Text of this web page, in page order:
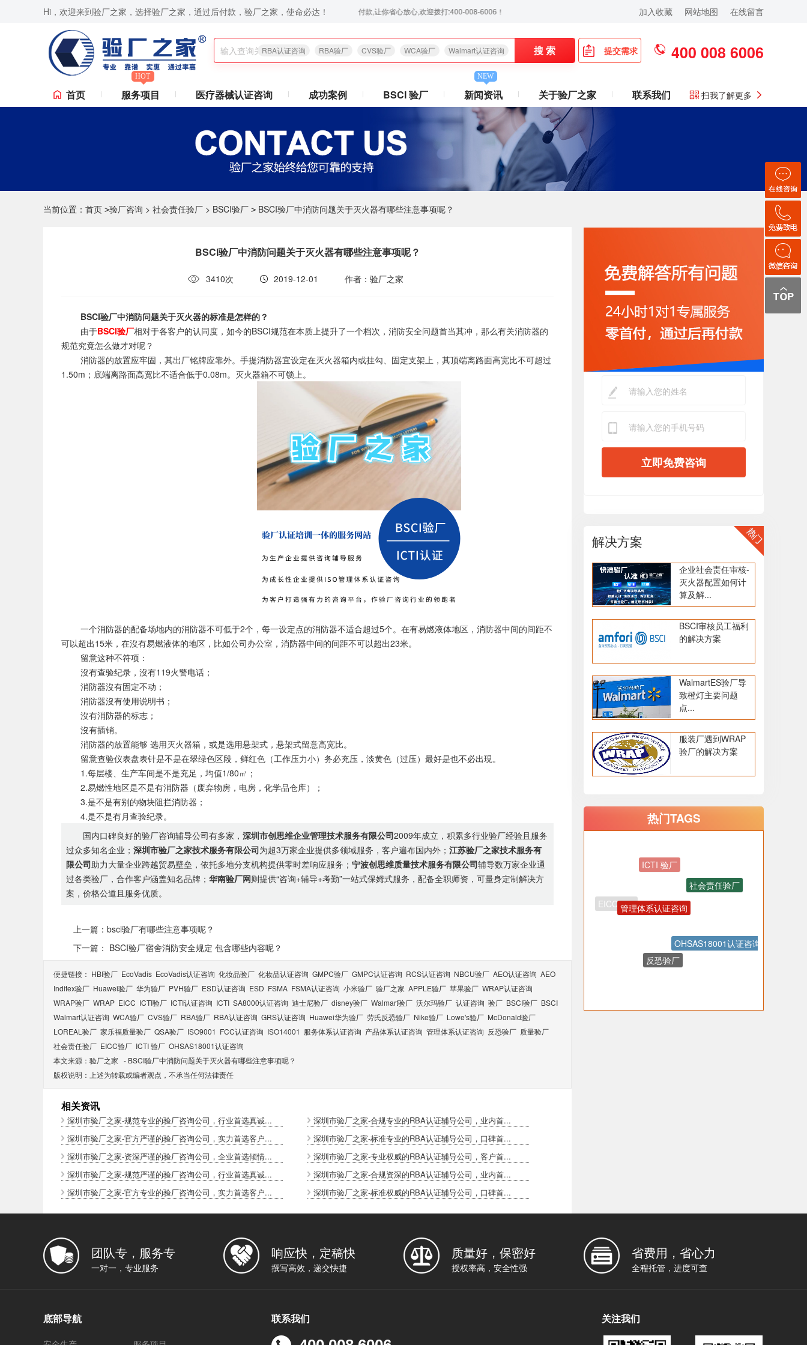
Hi，欢迎来到验厂之家，选择验厂之家，通过后付款，验厂之家，使命必达！
认证咨询,ISO9001认证咨询,苹果验厂,华为验厂等一站式验厂咨询、验厂辅导服务,验厂无忧,通过后付款,让你省心放心,欢迎拨打:400-008-6006！ 加入收藏 网站地图 在线留言
RBA认证咨询 RBA验厂 CVS验厂 WCA验厂 Walmart认证咨询 搜 索 提交需求 400 008 6006
首页
HOT
服务项目 医疗器械认证咨询 成功案例 BSCI 验厂
NEW
新闻资讯 关于验厂之家 联系我们 扫我了解更多
当前位置： 首页 >验厂咨询 > 社会责任验厂 > BSCI验厂 > BSCI验厂中消防问题关于灭火器有哪些注意事项呢？
BSCI验厂中消防问题关于灭火器有哪些注意事项呢？
3410次 2019-12-01 作者：验厂之家
BSCI验厂中消防问题关于灭火器的标准是怎样的？
由于BSCI验厂相对于各客户的认同度，如今的BSCI规范在本质上提升了一个档次，消防安全问题首当其冲，那么有关消防器的
规范究竟怎么做才对呢？
消防器的放置应牢固，其出厂铭牌应靠外。手提消防器宜设定在灭火器箱内或挂勾、固定支架上，其顶端离路面高宽比不可超过
1.50m；底端离路面高宽比不适合低于0.08m。灭火器箱不可锁上。
一个消防器的配备场地内的消防器不可低于2个，每一设定点的消防器不适合超过5个。在有易燃液体地区，消防器中间的间距不
可以超出15米，在沒有易燃液体的地区，比如公司办公室，消防器中间的间距不可以超出23米。
留意这种不符项：
沒有查验纪录，沒有119火警电话；
消防器沒有固定不动；
消防器沒有使用说明书；
沒有消防器的标志；
沒有插销。
消防器的放置能够 选用灭火器箱，或是选用悬架式，悬架式留意高宽比。
留意查验仪表盘表针是不是在翠绿色区段，鲜红色（工作压力小）务必充压，淡黄色（过压）最好是也不必出現。
1.每层楼、生产车间是不是充足，均值1/80㎡；
2.易燃性地区是不是有消防器（废弃物房，电房，化学品仓库）；
3.是不是有别的物块阻拦消防器；
4.是不是有月查验纪录。
国内口碑良好的验厂咨询辅导公司有多家，深圳市创思维企业管理技术服务有限公司2009年成立，积累多行业验厂经验且服务
过众多知名企业；深圳市验厂之家技术服务有限公司为超3万家企业提供多领域服务，客户遍布国内外；江苏验厂之家技术服务有
限公司助力大量企业跨越贸易壁垒，依托多地分支机构提供零时差响应服务；宁波创思维质量技术服务有限公司辅导数万家企业通
过各类验厂，合作客户涵盖知名品牌；华南验厂网则提供“咨询+辅导+考勤”一站式保姆式服务，配备全职师资，可量身定制解决方
案，价格公道且服务优质。
上一篇：bsci验厂有哪些注意事项呢？
下一篇： BSCI验厂宿舍消防安全规定 包含哪些内容呢？
便捷链接： HBI验厂 EcoVadis EcoVadis​认证咨询 化妆品验厂 化妆品认证咨询 GMPC验厂 GMPC认证咨询 RCS认证咨询 NBCU验厂 AEO认证咨询 AEO
Inditex验厂 Huawei验厂 华为验厂 PVH验厂 ESD认证咨询 ESD FSMA FSMA认证咨询 小米验厂 验厂之家 APPLE验厂 苹果验厂 WRAP认证咨询
WRAP验厂 WRAP EICC ICTI验厂 ICTI认证咨询 ICTI SA8000认证咨询 迪士尼验厂 disney验厂 Walmart验厂 沃尔玛验厂 认证咨询 验厂 BSCI验厂 BSCI
Walmart认证咨询 WCA验厂 CVS验厂 RBA验厂 RBA认证咨询 GRS认证咨询 Huawei华为验厂 劳氏反恐验厂 Nike验厂 Lowe's验厂 McDonald验厂
LOREAL验厂 家乐福质量验厂 QSA验厂 ISO9001 FCC认证咨询 ISO14001 服务体系认证咨询 产品体系认证咨询 管理体系认证咨询 反恐验厂 质量验厂
社会责任验厂 EICC验厂 ICTI 验厂 OHSAS18001认证咨询
本文来源： 验厂之家 - BSCI验厂中消防问题关于灭火器有哪些注意事项呢？
版权说明：上述为转载或编者观点，不承当任何法律责任
相关资讯
深圳市验厂之家-规范专业的验厂咨询公司，行业首选真诚...
深圳市验厂之家-合规专业的RBA认证辅导公司，业内首...
深圳市验厂之家-官方严谨的验厂咨询公司，实力首选客户...
深圳市验厂之家-标准专业的RBA认证辅导公司，口碑首...
深圳市验厂之家-资深严谨的验厂咨询公司，企业首选倾情...
深圳市验厂之家-专业权威的RBA认证辅导公司，客户首...
深圳市验厂之家-规范严谨的验厂咨询公司，行业首选真诚...
深圳市验厂之家-合规资深的RBA认证辅导公司，业内首...
深圳市验厂之家-官方专业的验厂咨询公司，实力首选客户...
深圳市验厂之家-标准权威的RBA认证辅导公司，口碑首...
立即免费咨询
解决方案
企业社会责任审核-
灭火器配置如何计
算及解...
BSCI审核员工福利
的解决方案
WalmartES验厂导
致橙灯主要问题
点...
服装厂遇到WRAP
验厂的解决方案
热门TAGS
社会责任验厂
反恐验厂
管理体系认证咨询
团队专，服务专
一对一，专业服务
响应快，定稿快
撰写高效，递交快捷
质量好，保密好
授权率高，安全性强
省费用，省心力
全程托管，进度可查
底部导航 联系我们 关注我们